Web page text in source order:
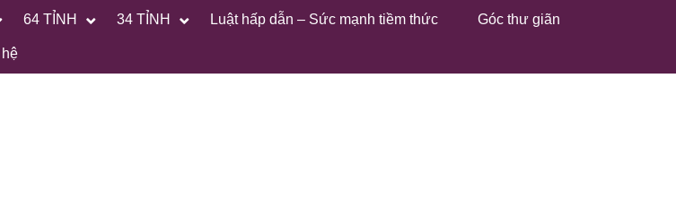
64 TỈNH 34 TỈNH Luật hấp dẫn – Sức mạnh tiềm thức Góc thư giãn
hệ